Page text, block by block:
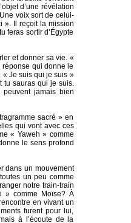
d’une révélation
voix sort de celui-
». Il reçoit la mission
feras sortir d’Égypte
et donner sa vie. «
réponse qui donne le
« Je suis qui je suis »
tu sauras qui je suis.
jamais bien
sacré » en
qui vont avec ces
« Yaweh » comme
le sens profond
dans un mouvement
un peu comme
notre train-train
» comme Moïse? À
en vivant un
furent pour lui,
à l’écoute de la